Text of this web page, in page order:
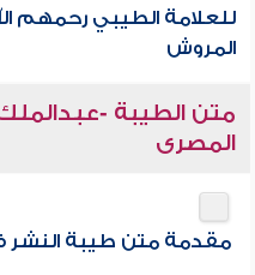
للعلامة الطيبي رحمهم
المروش
متن الطيبة -
المصرى
مقدمة متن طيبة النشر